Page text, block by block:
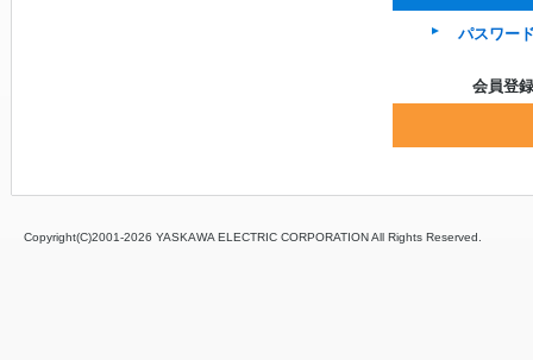
パスワー
会員登
Copyright(C)2001‐2026 YASKAWA ELECTRIC CORPORATION All Rights Reserved.